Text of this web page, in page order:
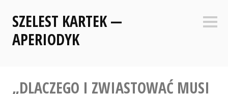
content
SZELEST KARTEK —
APERIODYK
„DLACZEGO I ZWIASTOWAĆ MUSI